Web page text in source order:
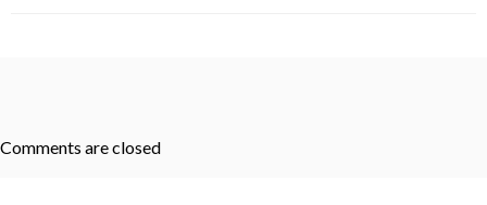
Comments are closed